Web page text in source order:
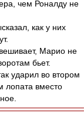
чем Роналду не
как у них
Марио не
бьет.
ударил во втором
лопата вместо